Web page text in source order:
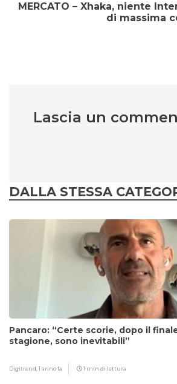
MERCATO – Xhaka, niente
di massima
Lascia un
DALLA STESSA
Pancaro: “Certe scorie, dopo il
stagione, sono inevitabili”
Digitrend,1 anno fa 1 min di lettura